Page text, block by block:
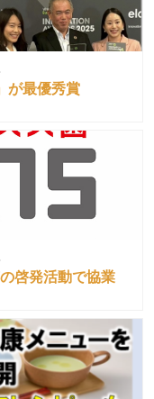
が最優秀賞
啓発活動で協業